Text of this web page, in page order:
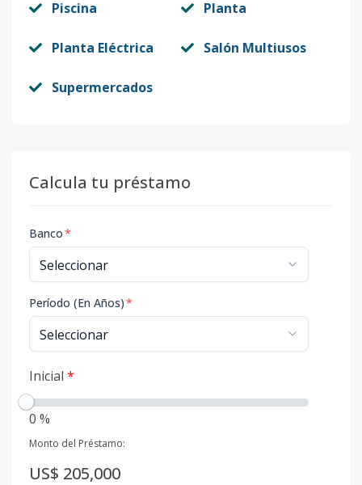
Piscina Planta
Planta Eléctrica Salón Multiusos
Supermercados
Calcula tu préstamo
Banco*
Período (En Años)*
Inicial *
0 %
Monto del Préstamo:
US$ 205,000